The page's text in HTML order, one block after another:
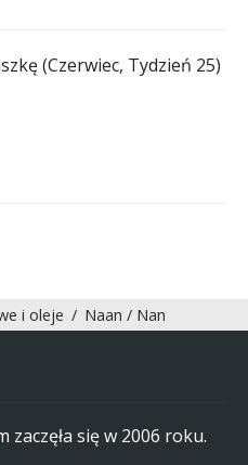
(Czerwiec, Tydzień 25)
i oleje / Naan / Nan
zaczęła się w 2006 roku.